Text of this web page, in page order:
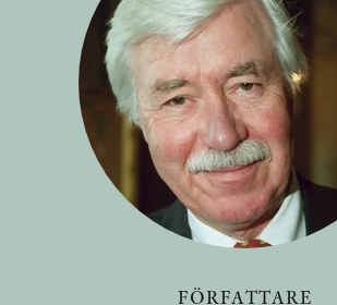
FÖRFATTARE